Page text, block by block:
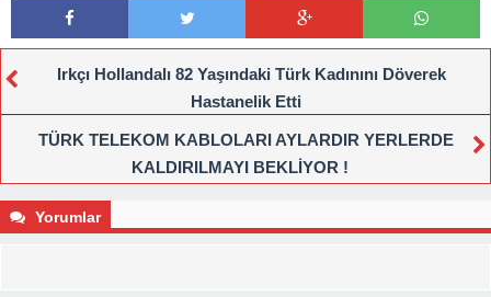
Irkçı Hollandalı 82 Yaşındaki Türk Kadınını Döverek
Hastanelik Etti
TÜRK TELEKOM KABLOLARI AYLARDIR YERLERDE
KALDIRILMAYI BEKLİYOR !
Yorumlar